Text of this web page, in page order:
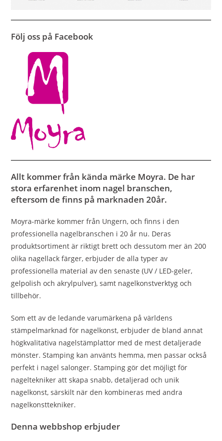
Följ oss på Facebook
Allt kommer från kända märke Moyra. De har
stora erfarenhet inom nagel branschen,
eftersom de finns på marknaden 20år.
Moyra-märke kommer från Ungern, och finns i den
professionella nagelbranschen i 20 år nu. Deras
produktsortiment är riktigt brett och dessutom mer än 200
olika nagellack färger, erbjuder de alla typer av
professionella material av den senaste (UV / LED-geler,
gelpolish och akrylpulver), samt nagelkonstverktyg och
tillbehör.
Som ett av de ledande varumärkena på världens
stämpelmarknad för nagelkonst, erbjuder de bland annat
högkvalitativa nagelstämplattor med de mest detaljerade
mönster. Stamping kan använts hemma, men passar också
perfekt i nagel salonger. Stamping gör det möjligt för
nageltekniker att skapa snabb, detaljerad och unik
nagelkonst, särskilt när den kombineras med andra
nagelkonsttekniker.
Denna webbshop erbjuder